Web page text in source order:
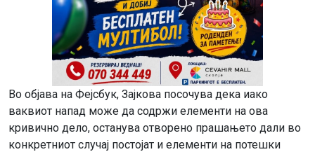
Во објава на Фејсбук, Зајкова посочува дека иако
ваквиот напад може да содржи елементи на ова
кривично дело, останува отворено прашањето дали во
конкретниот случај постојат и елементи на потешки